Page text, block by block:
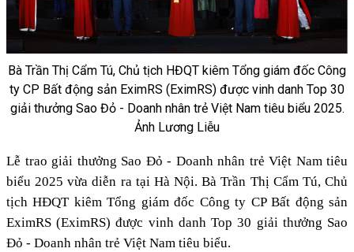
Bà Trần Thị Cẩm Tú, Chủ tịch HĐQT kiêm Tổng giám đốc Công
ty CP Bất động sản EximRS (EximRS) được vinh danh Top 30
giải thưởng Sao Đỏ - Doanh nhân trẻ Việt Nam tiêu biểu 2025.
Ảnh Lương Liễu
Lễ trao giải thưởng Sao Đỏ - Doanh nhân trẻ Việt Nam tiêu
biểu 2025 vừa diễn ra tại Hà Nội. Bà Trần Thị Cẩm Tú, Chủ
tịch HĐQT kiêm Tổng giám đốc Công ty CP Bất động sản
EximRS (EximRS) được vinh danh Top 30 giải thưởng Sao
Đỏ - Doanh nhân trẻ Việt Nam tiêu biểu.